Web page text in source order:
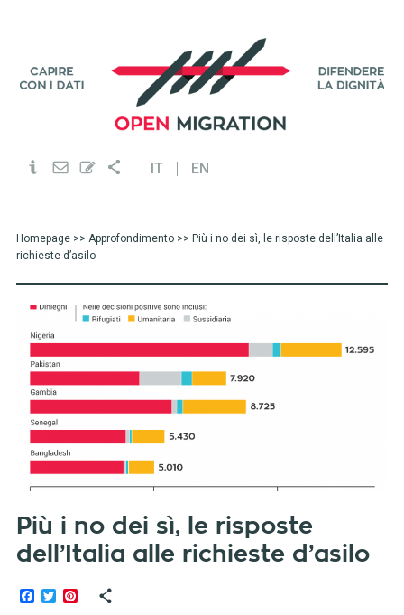
IT EN
Homepage>> Approfondimento>> Più i no dei sì, le risposte dell’Italia alle
richieste d’asilo
Più i no dei sì, le risposte
dell’Italia alle richieste d’asilo
Facebook
TwitterPinterest